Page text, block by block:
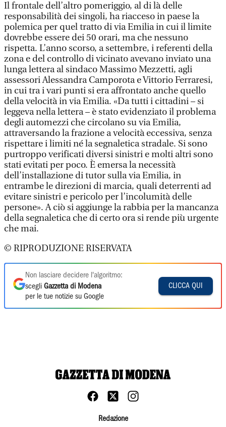
Il frontale dell’altro pomeriggio, al di là delle
responsabilità dei singoli, ha riacceso in paese la
polemica per quel tratto di via Emilia in cui il limite
dovrebbe essere dei 50 orari, ma che nessuno
rispetta. L’anno scorso, a settembre, i referenti della
zona e del controllo di vicinato avevano inviato una
lunga lettera al sindaco Massimo Mezzetti, agli
assessori Alessandra Camporota e Vittorio Ferraresi,
in cui tra i vari punti si era affrontato anche quello
della velocità in via Emilia. «Da tutti i cittadini – si
leggeva nella lettera – è stato evidenziato il problema
degli automezzi che circolano su via Emilia,
attraversando la frazione a velocità eccessiva, senza
rispettare i limiti né la segnaletica stradale. Si sono
purtroppo verificati diversi sinistri e molti altri sono
stati evitati per poco. È emersa la necessità
dell’installazione di tutor sulla via Emilia, in
entrambe le direzioni di marcia, quali deterrenti ad
evitare sinistri e pericolo per l’incolumità delle
persone». A ciò si aggiunge la rabbia per la mancanza
della segnaletica che di certo ora si rende più urgente
che mai.
© RIPRODUZIONE RISERVATA
Non lasciare decidere l'algoritmo:
scegli Gazzetta di Modena
per le tue notizie su Google
CLICCA QUI
Redazione